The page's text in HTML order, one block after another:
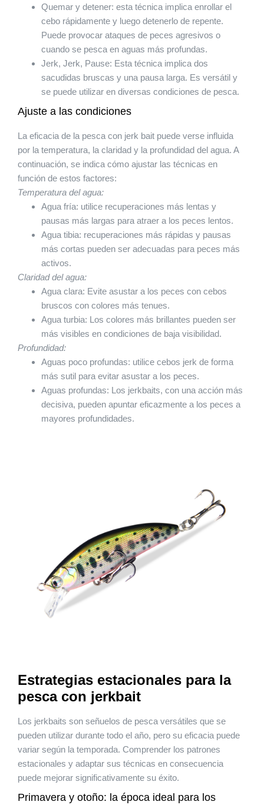
Quemar y detener: esta técnica implica enrollar el
cebo rápidamente y luego detenerlo de repente.
Puede provocar ataques de peces agresivos o
cuando se pesca en aguas más profundas.
Jerk, Jerk, Pause: Esta técnica implica dos
sacudidas bruscas y una pausa larga. Es versátil y
se puede utilizar en diversas condiciones de pesca.
Ajuste a las condiciones
La eficacia de la pesca con jerk bait puede verse influida
por la temperatura, la claridad y la profundidad del agua. A
continuación, se indica cómo ajustar las técnicas en
función de estos factores:
Temperatura del agua:
Agua fría: utilice recuperaciones más lentas y
pausas más largas para atraer a los peces lentos.
Agua tibia: recuperaciones más rápidas y pausas
más cortas pueden ser adecuadas para peces más
activos.
Claridad del agua:
Agua clara: Evite asustar a los peces con cebos
bruscos con colores más tenues.
Agua turbia: Los colores más brillantes pueden ser
más visibles en condiciones de baja visibilidad.
Profundidad:
Aguas poco profundas: utilice cebos jerk de forma
más sutil para evitar asustar a los peces.
Aguas profundas: Los jerkbaits, con una acción más
decisiva, pueden apuntar eficazmente a los peces a
mayores profundidades.
Estrategias estacionales para la
pesca con jerkbait
Los jerkbaits son señuelos de pesca versátiles que se
pueden utilizar durante todo el año, pero su eficacia puede
variar según la temporada. Comprender los patrones
estacionales y adaptar sus técnicas en consecuencia
puede mejorar significativamente su éxito.
Primavera y otoño: la época ideal para los